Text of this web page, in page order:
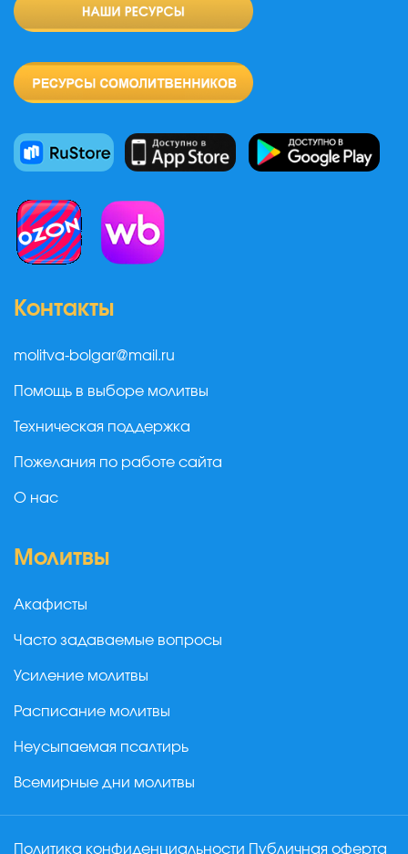
Контакты
molitva-bolgar@mail.ru
Помощь в выборе молитвы
Техническая поддержка
Пожелания по работе сайта
О нас
Молитвы
Акафисты
Часто задаваемые вопросы
Усиление молитвы
Расписание молитвы
Неусыпаемая псалтирь
Всемирные дни молитвы
Политика конфиденциальности Публичная оферта